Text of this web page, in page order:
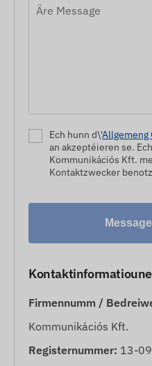
Ech hunn d\'Allgemeng
an akzeptéieren se.
Kommunikációs Kft.
Kontaktzwecker
Firmennumm /
Kommunikációs Kft.
Registernummer: 13-